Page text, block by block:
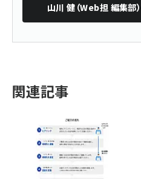
山川 健（Web担 編集部）
関連記事